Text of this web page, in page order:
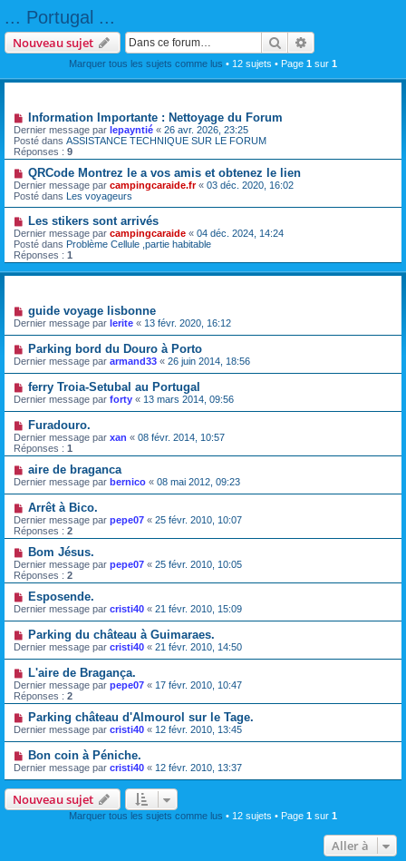
... Portugal ...
Nouveau sujet Rechercher
Marquer tous les sujets comme lus • 12 sujets • Page 1 sur 1
Information Importante : Nettoyage du Forum
Dernier message par lepayntié « 26 avr. 2026, 23:25
Posté dans ASSISTANCE TECHNIQUE SUR LE FORUM
Réponses : 9
QRCode Montrez le a vos amis et obtenez le lien
Dernier message par campingcaraide.fr« 03 déc. 2020, 16:02
Posté dans Les voyageurs
Les stikers sont arrivés
Dernier message par campingcaraide « 04 déc. 2024, 14:24
Posté dans Problème Cellule ,partie habitable
Réponses : 1
guide voyage lisbonne
Dernier message par lerite « 13 févr. 2020, 16:12
Parking bord du Douro à Porto
Dernier message par armand33 « 26 juin 2014, 18:56
ferry Troia-Setubal au Portugal
Dernier message par forty « 13 mars 2014, 09:56
Furadouro.
Dernier message par xan « 08 févr. 2014, 10:57
Réponses : 1
aire de braganca
Dernier message par bernico « 08 mai 2012, 09:23
Arrêt à Bico.
Dernier message par pepe07 « 25 févr. 2010, 10:07
Réponses : 2
Bom Jésus.
Dernier message par pepe07 « 25 févr. 2010, 10:05
Réponses : 2
Esposende.
Dernier message par cristi40 « 21 févr. 2010, 15:09
Parking du château à Guimaraes.
Dernier message par cristi40 « 21 févr. 2010, 14:50
L'aire de Bragança.
Dernier message par pepe07 « 17 févr. 2010, 10:47
Réponses : 2
Parking château d'Almourol sur le Tage.
Dernier message par cristi40 « 12 févr. 2010, 13:45
Bon coin à Péniche.
Dernier message par cristi40 « 12 févr. 2010, 13:37
Nouveau sujet
Marquer tous les sujets comme lus • 12 sujets • Page 1 sur 1
Aller à